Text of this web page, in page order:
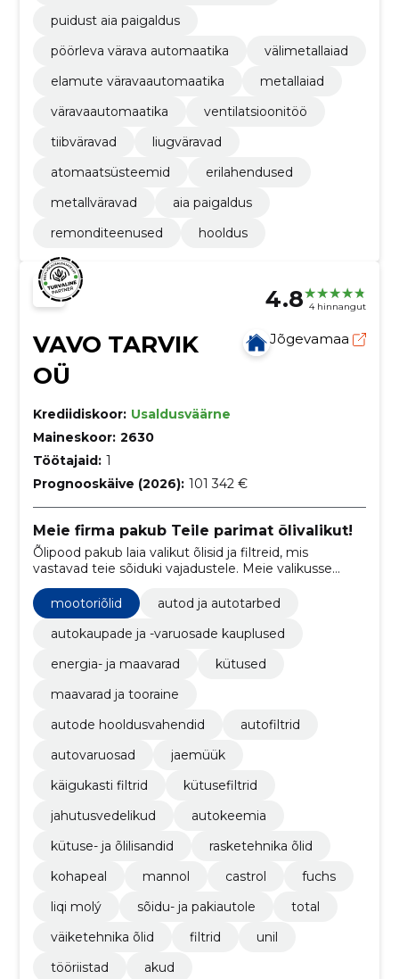
puidust aia paigaldus
pöörleva värava automaatika
välimetallaiad
elamute väravaautomaatika
metallaiad
väravaautomaatika
ventilatsioonitöö
tiibväravad
liugväravad
atomaatsüsteemid
erilahendused
metallväravad
aia paigaldus
remonditeenused
hooldus
4.8 4 hinnangut
VAVO TARVIK
OÜ
Jõgevamaa
Krediidiskoor: Usaldusväärne
Maineskoor: 2630
Töötajaid: 1
Prognooskäive (2026): 101 342 €
Meie firma pakub Teile parimat õlivalikut!
Õlipood pakub laia valikut õlisid ja filtreid, mis
vastavad teie sõiduki vajadustele. Meie valikusse
kuuluvad MANNOL õlid ja jahutusvedelikud, Castrol,
Total, Fuchs ja LIQUI MOLY õlid, YACCO, MOTUL ja
MANNOL õlid sõiduautodele ning masinapargile
akud, määrded, autokeemia ja kütuselisandid.
mootoriõlid
autod ja autotarbed
autokaupade ja -varuosade kauplused
energia- ja maavarad
kütused
maavarad ja tooraine
autode hooldusvahendid
autofiltrid
autovaruosad
jaemüük
käigukasti filtrid
kütusefiltrid
jahutusvedelikud
autokeemia
kütuse- ja õlilisandid
rasketehnika õlid
kohapeal
mannol castrol
fuchs
liqi molý
sõidu- ja pakiautole
total
väiketehnika õlid
filtrid
unil
tööriistad
akud